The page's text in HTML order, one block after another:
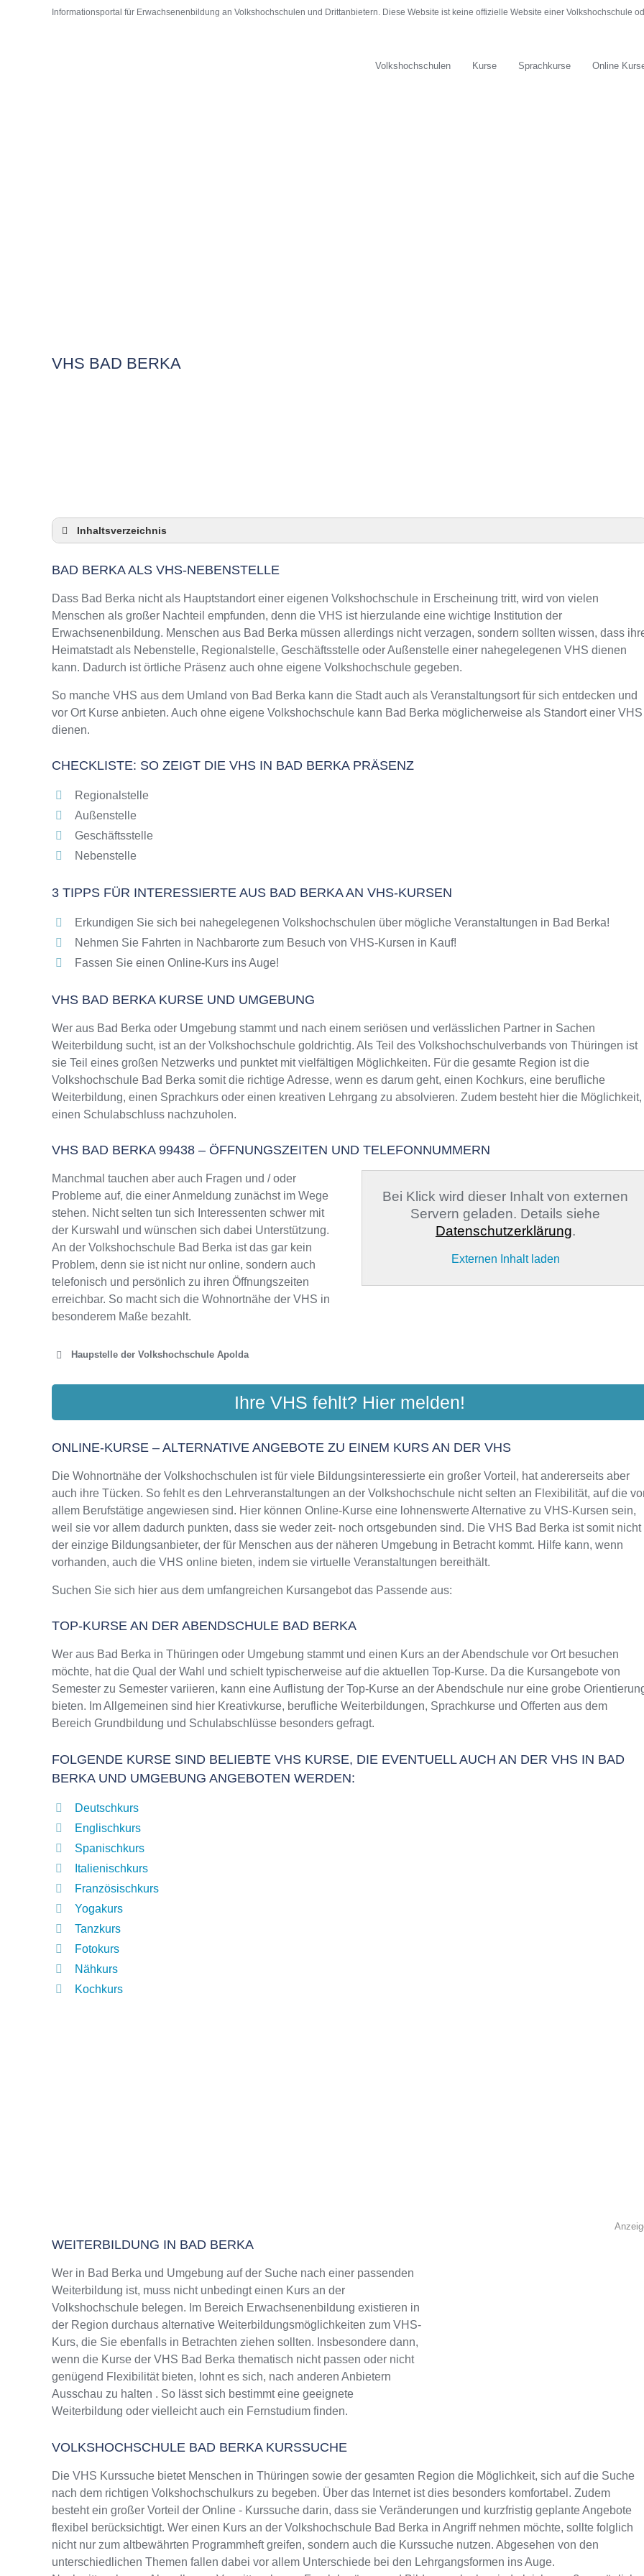
Informationsportal für Erwachsenenbildung an Volkshochschulen und Drittanbietern. Diese Website ist keine offizielle Website einer Volkshochschule
Volkshochschulen Kurse Sprachkurse Online
VHS BAD BERKA
Inhaltsverzeichnis
Checkliste: So zeigt die VHS in Bad Berka Präsenz
3 Tipps für Interessierte aus Bad Berka an VHS-Kursen
VHS Bad Berka Kurse und Umgebung
VHS Bad Berka – Öffnungszeiten und Telefonnummer
Online-Kurse – Alternative Angebote zu einem Kurs an der VHS
Top-Kurse an der Abendschule Bad Berka
Weiterbildung in Bad Berka
VHS Bad Berka Programm 2025 / 2026
BAD BERKA ALS VHS-NEBENSTELLE
Dass Bad Berka nicht als Hauptstandort einer eigenen Volkshochschule in Erscheinung tritt, wird von vielen
Menschen als großer Nachteil empfunden, denn die VHS ist hierzulande eine wichtige Institution der
Erwachsenenbildung. Menschen aus Bad Berka müssen allerdings nicht verzagen, sondern sollten wissen, dass
Heimatstadt als Nebenstelle, Regionalstelle, Geschäftsstelle oder Außenstelle einer nahegelegenen VHS dienen
kann. Dadurch ist örtliche Präsenz auch ohne eigene Volkshochschule gegeben.
So manche VHS aus dem Umland von Bad Berka kann die Stadt auch als Veranstaltungsort für sich entdecken und
vor Ort Kurse anbieten. Auch ohne eigene Volkshochschule kann Bad Berka möglicherweise als Standort einer VHS
dienen.
CHECKLISTE: SO ZEIGT DIE VHS IN BAD BERKA PRÄSENZ
Regionalstelle
Außenstelle
Geschäftsstelle
Nebenstelle
3 TIPPS FÜR INTERESSIERTE AUS BAD BERKA AN VHS-KURSEN
Erkundigen Sie sich bei nahegelegenen Volkshochschulen über mögliche Veranstaltungen in Bad Berka!
Nehmen Sie Fahrten in Nachbarorte zum Besuch von VHS-Kursen in Kauf!
Fassen Sie einen Online-Kurs ins Auge!
VHS BAD BERKA KURSE UND UMGEBUNG
Wer aus Bad Berka oder Umgebung stammt und nach einem seriösen und verlässlichen Partner in Sachen
Weiterbildung sucht, ist an der Volkshochschule goldrichtig. Als Teil des Volkshochschulverbands von Thüringen ist
sie Teil eines großen Netzwerks und punktet mit vielfältigen Möglichkeiten. Für die gesamte Region ist die
Volkshochschule Bad Berka somit die richtige Adresse, wenn es darum geht, einen Kochkurs, eine berufliche
Weiterbildung, einen Sprachkurs oder einen kreativen Lehrgang zu absolvieren. Zudem besteht hier die Möglichkeit,
einen Schulabschluss nachzuholen.
VHS BAD BERKA 99438 – ÖFFNUNGSZEITEN UND TELEFONNUMMERN
Manchmal tauchen aber auch Fragen und / oder
Probleme auf, die einer Anmeldung zunächst im Wege
stehen. Nicht selten tun sich Interessenten schwer mit
der Kurswahl und wünschen sich dabei Unterstützung.
An der Volkshochschule Bad Berka ist das gar kein
Problem, denn sie ist nicht nur online, sondern auch
telefonisch und persönlich zu ihren Öffnungszeiten
erreichbar. So macht sich die Wohnortnähe der VHS in
besonderem Maße bezahlt.
Bei Klick wird dieser Inhalt von externen
Servern geladen. Details siehe
Datenschutzerklärung.
Externen Inhalt laden
Haupstelle der Volkshochschule Apolda
KREISVOLKSHOCHSCHULE WEIMARER LAND
Ihre VHS fehlt? Hier melden!
ONLINE-KURSE – ALTERNATIVE ANGEBOTE ZU EINEM KURS AN DER VHS
Die Wohnortnähe der Volkshochschulen ist für viele Bildungsinteressierte ein großer Vorteil, hat andererseits aber
auch ihre Tücken. So fehlt es den Lehrveranstaltungen an der Volkshochschule nicht selten an Flexibilität, auf die
allem Berufstätige angewiesen sind. Hier können Online-Kurse eine lohnenswerte Alternative zu VHS-Kursen sein,
weil sie vor allem dadurch punkten, dass sie weder zeit- noch ortsgebunden sind. Die VHS Bad Berka ist somit nicht
der einzige Bildungsanbieter, der für Menschen aus der näheren Umgebung in Betracht kommt. Hilfe kann, wenn
vorhanden, auch die VHS online bieten, indem sie virtuelle Veranstaltungen bereithält.
Suchen Sie sich hier aus dem umfangreichen Kursangebot das Passende aus:
TOP-KURSE AN DER ABENDSCHULE BAD BERKA
Wer aus Bad Berka in Thüringen oder Umgebung stammt und einen Kurs an der Abendschule vor Ort besuchen
möchte, hat die Qual der Wahl und schielt typischerweise auf die aktuellen Top-Kurse. Da die Kursangebote von
Semester zu Semester variieren, kann eine Auflistung der Top-Kurse an der Abendschule nur eine grobe
bieten. Im Allgemeinen sind hier Kreativkurse, berufliche Weiterbildungen, Sprachkurse und Offerten aus dem
Bereich Grundbildung und Schulabschlüsse besonders gefragt.
FOLGENDE KURSE SIND BELIEBTE VHS KURSE, DIE EVENTUELL AUCH AN DER VHS IN BAD
BERKA UND UMGEBUNG ANGEBOTEN WERDEN:
Deutschkurs
Englischkurs
Spanischkurs
Italienischkurs
Französischkurs
Yogakurs
Tanzkurs
Fotokurs
Nähkurs
Kochkurs
WEITERBILDUNG IN BAD BERKA
Wer in Bad Berka und Umgebung auf der Suche nach einer passenden
Weiterbildung ist, muss nicht unbedingt einen Kurs an der
Volkshochschule belegen. Im Bereich Erwachsenenbildung existieren in
der Region durchaus alternative Weiterbildungsmöglichkeiten zum VHS-
Kurs, die Sie ebenfalls in Betrachten ziehen sollten. Insbesondere dann,
wenn die Kurse der VHS Bad Berka thematisch nicht passen oder nicht
genügend Flexibilität bieten, lohnt es sich, nach anderen Anbietern
Ausschau zu halten . So lässt sich bestimmt eine geeignete
Weiterbildung oder vielleicht auch ein Fernstudium finden.
VOLKSHOCHSCHULE BAD BERKA KURSSUCHE
Die VHS Kurssuche bietet Menschen in Thüringen sowie der gesamten Region die Möglichkeit, sich auf die Suche
nach dem richtigen Volkshochschulkurs zu begeben. Über das Internet ist dies besonders komfortabel. Zudem
besteht ein großer Vorteil der Online - Kurssuche darin, dass sie Veränderungen und kurzfristig geplante Angebote
flexibel berücksichtigt. Wer einen Kurs an der Volkshochschule Bad Berka in Angriff nehmen möchte, sollte folglich
nicht nur zum altbewährten Programmheft greifen, sondern auch die Kurssuche nutzen. Abgesehen von den
unterschiedlichen Themen fallen dabei vor allem Unterschiede bei den Lehrgangsformen ins Auge.